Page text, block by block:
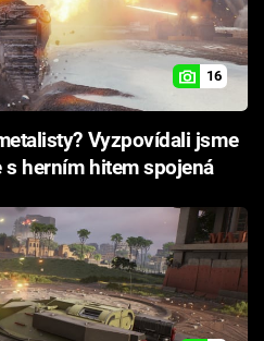
16
Vyzpovídali jsme
herním hitem spojená